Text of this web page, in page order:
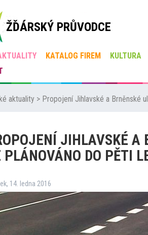
ŽĎÁRSKÝ PRŮVODCE
KATALOG FIREM KULTURA
aktuality > Propojení Jihlavské a Brněnské
JIHLAVSKÉ A
PLÁNOVÁNO DO PĚTI
14. ledna 2016